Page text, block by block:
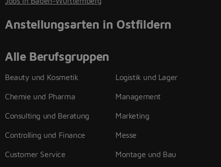
Anstellungsarten in Ostfildern
Alle Berufsgruppen
Beauty und Kosmetik
Chemie und Pharma
Consulting und Beratung
Controlling und Finance
Customer Service
Logistik und Lager
Management
Marketing
Messe
Montage und Bau